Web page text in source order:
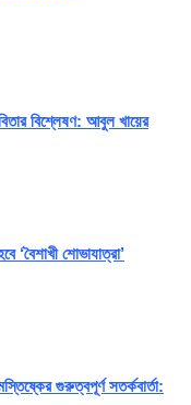
বিশ্লেষণ: আবুল খায়ের
‘বৈশাখী শোভাযাত্রা’
গুরুত্বপূর্ণ সতর্কবার্তা: